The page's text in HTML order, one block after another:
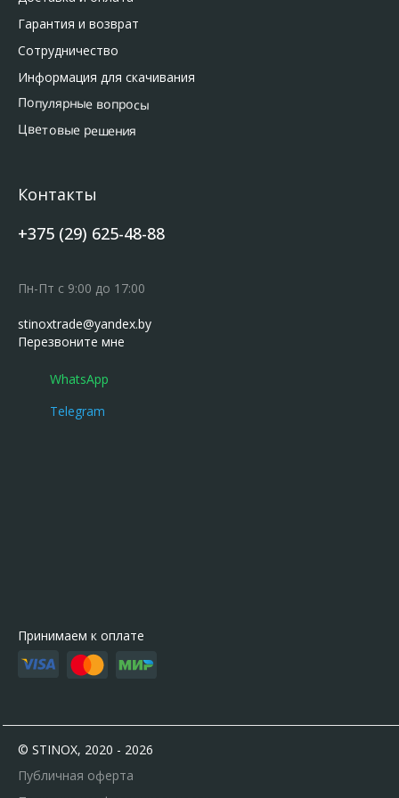
+375 (29) 625-48-88
Перезвоните мне
Гарантия и возврат
Сотрудничество
Информация для скачивания
Популярные вопросы
Публичная оферта
© STINOX, 2020 - 2026
Пн-Пт с 9:00 до 17:00
Контакты
Принимаем к оплате
WhatsApp
Telegram
Цветовые решения
stinoxtrade@yandex.by